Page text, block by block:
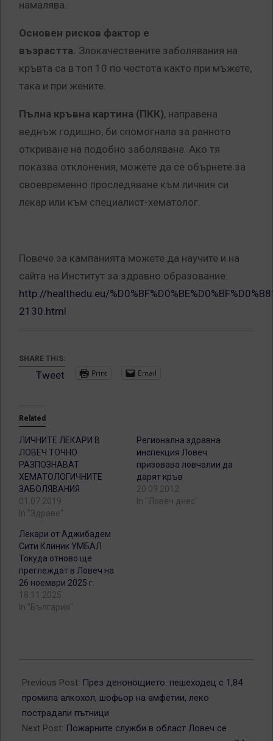
намалява.
Основен рисков фактор е
възрастта. Злокачествените заболявания на
кръвта са в топ 10 по честота както при мъжете,
така и при жените.
Пълна кръвна картина (ПКК), направена
веднъж годишно, би спомогнала за ранното
откриване на подобно заболяване. Ако тя
показва отклонения, можете да се обърнете за
своевременно проследяване към личния си
лекар или към специалист-хематолог.
Повече за кампанията можете да научите и на
сайта на Институт за здравно образование:
http://healthedu.eu/
2130.html
SHARE THIS:
Tweet Print Email
Related
ЛИЧНИТЕ ЛЕКАРИ В
ЛОВЕЧ ТОЧНО
РАЗПОЗНАВАТ
ХЕМАТОЛОГИЧНИТЕ
ЗАБОЛЯВАНИЯ
01.07.2019
In "Здраве"
Регионална здравна
инспекция Ловеч
призовава ловчалии да
дарят кръв
20.09.2012
In "Ловеч днес"
Лекари от Аджибадем
Сити Клиник УМБАЛ
Токуда отново ще
преглеждат в Ловеч на
26 ноември 2025 г.
18.11.2025
In "България"
10-
31
Previous Post: През денонощието: пешеходец с 1,84
промила алкохол, шофьор на амфетии, леко
пострадали пътници
Next Post: Пожарните служби в област Ловеч се